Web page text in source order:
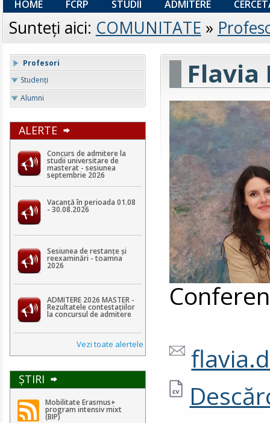
HOME FCRP STUDII ADMITERE
Sunteţi aici: COMUNITATE »
Profesori
Studenţi
Alumni
ALERTE
Concurs de admitere la
studii universitare de
masterat - sesiunea
septembrie 2026
Vacanță în perioada 01.08
- 30.08.2026
Sesiunea de restanțe și
reexaminări - toamna
2026
ADMITERE 2026 MASTER -
Rezultatele contestaţiilor
la concursul de admitere
Vezi toate alertele
ŞTIRI
Mobilitate Erasmus+
program intensiv mixt
(BIP)
Flavia